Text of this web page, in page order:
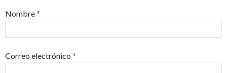
Nombre*
Correo electrónico *